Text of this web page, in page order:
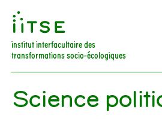
󰀀
institut interfacultaire des
transformations socio-écologiques
Science